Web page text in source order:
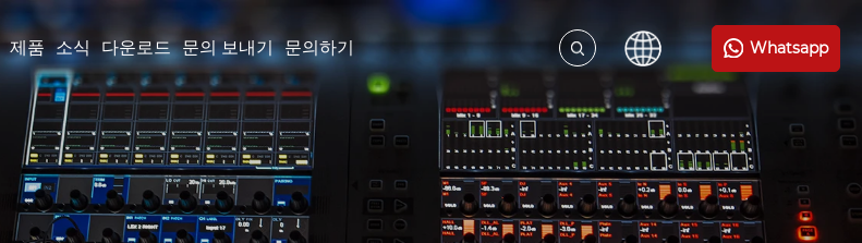
제품 소식 다운로드 문의 보내기 문의하기 Whatsapp